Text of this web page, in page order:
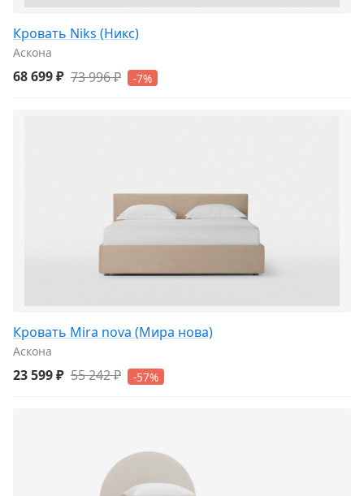
Кровать Niks (Никс)
Аскона
68 699 ₽ 73 996 ₽ -7%
Кровать Mira nova (Мира нова)
Аскона
23 599 ₽ 55 242 ₽ -57%